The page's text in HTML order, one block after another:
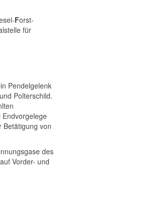
Forst-
für
Pendelgelenk
Polterschild.
Betätigung von
des
Vorder- und